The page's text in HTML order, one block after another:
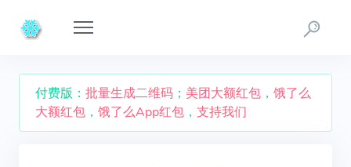
付费版： 批量生成二维码 ； 美团大额红包 ， 饿了么
大额红包 ， 饿了么App红包 ， 支持我们